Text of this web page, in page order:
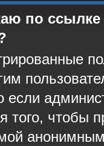
по
если
того, чтобы